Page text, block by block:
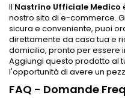
Il Nastrino Ufficiale Medico
nostro sito di e-commerce.
sicura e conveniente, puoi
direttamente da casa tua e
domicilio, pronto per essere
Aggiungi questo prodotto al
l'opportunità di avere un
FAQ - Domande